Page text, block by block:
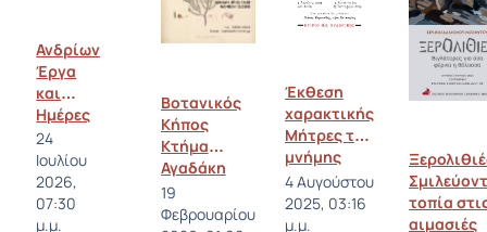
Ανδρίων
Έργα
και
Ημέρες
24
Ιουλίου
2026,
07:30
μ.μ.
Βοτανικός
Κήπος
Κτήμα
Αγαδάκη
Απατούρια
19
Φεβρουαρίου
Έκθεση
χαρακτικής
Μήτρες της
μνήμης
4 Αυγούστου
2025, 03:16
μ.μ.
τοπία
αιμασιές